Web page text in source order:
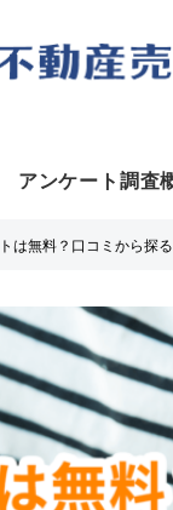
アンケート調査
は無料？口コミから探